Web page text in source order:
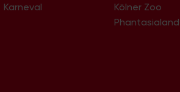
Karneval
Kölner Zoo
Phantasialand